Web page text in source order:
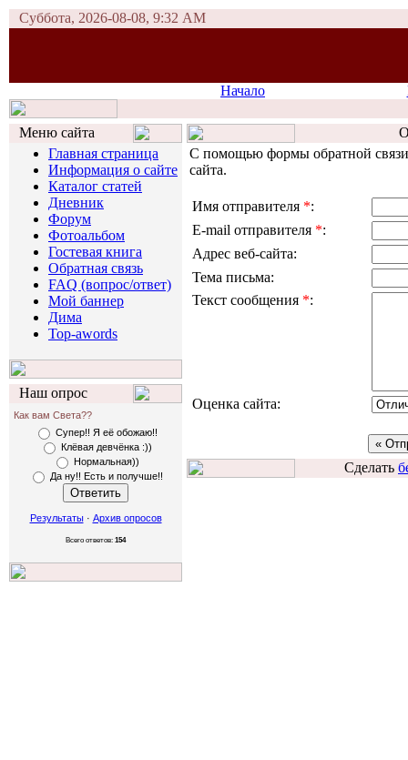
Суббота, 2026-08-08, 9:32 AM
Начало
Меню сайта
Главная страница
Информация о сайте
Каталог статей
Дневник
Форум
Фотоальбом
Гостевая книга
Обратная связь
FAQ (вопрос/ответ)
Мой баннер
Дима
Top-awords
Наш опрос
Как вам Света??
Супер!! Я её обожаю!!
Клёвая девчёнка :))
Нормальная))
Да ну!! Есть и получше!!
Результаты· Архив опросов
Всего ответов: 154
С помощью формы обратной связи
сайта.
Имя отправителя *:
E-mail отправителя *:
Адрес веб-сайта:
Тема письма:
Текст сообщения *:
Оценка сайта:
Сделать